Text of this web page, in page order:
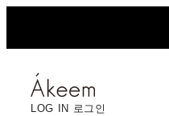
LOG IN 로그인